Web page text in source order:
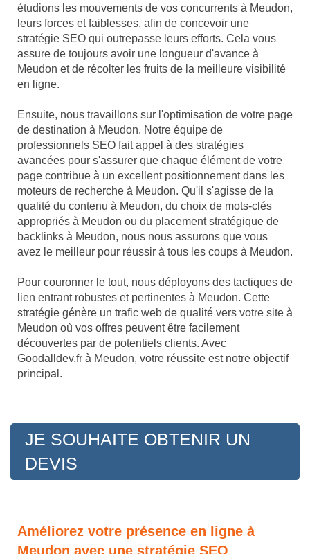
étudions les mouvements de vos concurrents à Meudon,
leurs forces et faiblesses, afin de concevoir une
stratégie SEO qui outrepasse leurs efforts. Cela vous
assure de toujours avoir une longueur d'avance à
Meudon et de récolter les fruits de la meilleure visibilité
en ligne.
Ensuite, nous travaillons sur l'optimisation de votre page
de destination à Meudon. Notre équipe de
professionnels SEO fait appel à des stratégies
avancées pour s'assurer que chaque élément de votre
page contribue à un excellent positionnement dans les
moteurs de recherche à Meudon. Qu'il s'agisse de la
qualité du contenu à Meudon, du choix de mots-clés
appropriés à Meudon ou du placement stratégique de
backlinks à Meudon, nous nous assurons que vous
avez le meilleur pour réussir à tous les coups à Meudon.
Pour couronner le tout, nous déployons des tactiques de
lien entrant robustes et pertinentes à Meudon. Cette
stratégie génère un trafic web de qualité vers votre site à
Meudon où vos offres peuvent être facilement
découvertes par de potentiels clients. Avec
Goodalldev.fr à Meudon, votre réussite est notre objectif
principal.
JE SOUHAITE OBTENIR UN
DEVIS
Améliorez votre présence en ligne à
Meudon avec une stratégie SEO